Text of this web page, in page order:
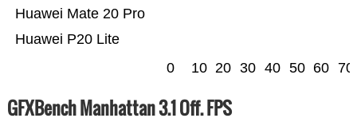
Huawei P20 Lite
Huawei Mate 20 Pro
0 10 20 30 40 50 60 70
GFXBench Manhattan 3.1 Off. FPS